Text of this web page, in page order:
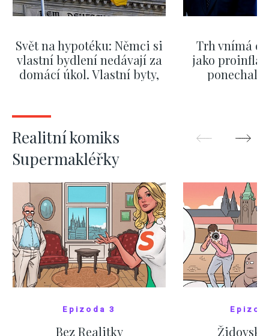
Svět na hypotéku: Němci si
vlastní bydlení nedávají za
domácí úkol. Vlastní byty,
Trh vnímá
jako
ponechali
Realitní komiks
Supermakléřky
Epizoda 3
Bez Realitky